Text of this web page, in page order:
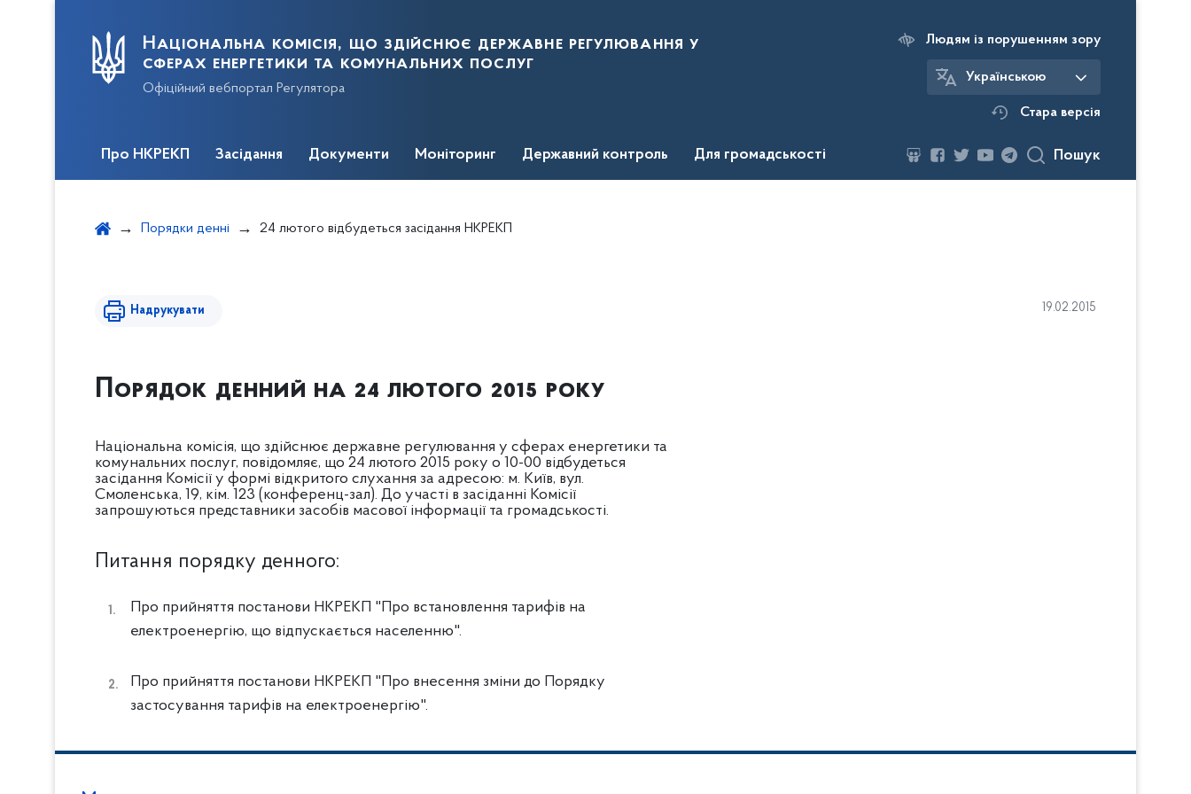
Національна комісія, що здійснює державне регулювання у
сферах енергетики та комунальних послуг
Офіційний вебпортал Регулятора
Людям із порушенням зору
Українською
Стара версія
Про НКРЕКП Засідання Документи Моніторинг Державний контроль Для громадськості Пошук
Порядки денні 24 лютого відбудеться засідання НКРЕКП
Надрукувати 19.02.2015
Порядок денний на 24 лютого 2015 року
Національна комісія, що здійснює державне регулювання у сферах енергетики та
комунальних послуг, повідомляє, що 24 лютого 2015 року о 10-00 відбудеться
засідання Комісії у формі відкритого слухання за адресою: м. Київ, вул.
Смоленська, 19, кім. 123 (конференц-зал). До участі в засіданні Комісії
запрошуються представники засобів масової інформації та громадськості.
Питання порядку денного:
Про прийняття постанови НКРЕКП "Про встановлення тарифів на
електроенергію, що відпускається населенню".
Про прийняття постанови НКРЕКП "Про внесення зміни до Порядку
застосування тарифів на електроенергію".